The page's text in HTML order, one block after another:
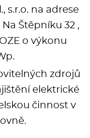
s.r.o. na adrese
Štěpníku 32 ,
o výkonu
zdrojů
elektrické
činnost v